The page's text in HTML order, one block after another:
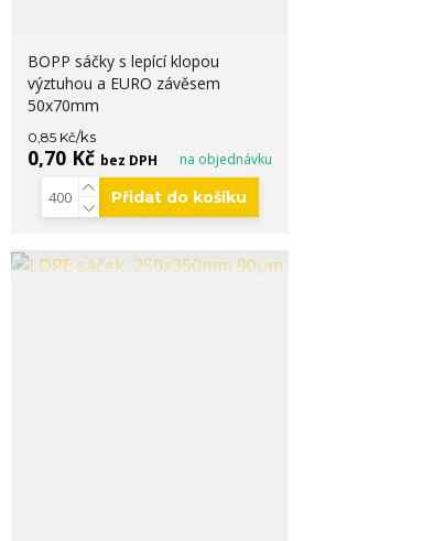
BOPP sáčky s lepící klopou
výztuhou a EURO závěsem
50x70mm
0,85 Kč/ks
0,70 Kč bez DPH na objednávku
Přidat do košíku